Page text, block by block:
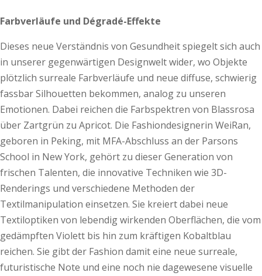
Farbverläufe und Dégradé-Effekte
Dieses neue Verständnis von Gesundheit spiegelt sich auch
in unserer gegenwärtigen Designwelt wider, wo Objekte
plötzlich surreale Farbverläufe und neue diffuse, schwierig
fassbar Silhouetten bekommen, analog zu unseren
Emotionen. Dabei reichen die Farbspektren von Blassrosa
über Zartgrün zu Apricot. Die Fashiondesignerin WeiRan,
geboren in Peking, mit MFA-­Abschluss an der Parsons
School in New York, gehört zu dieser Generation von
frischen Talenten, die innovative Techniken wie 3D-
Renderings und verschiedene Methoden der
Textilmanipulation einsetzen. Sie kreiert dabei neue
Textiloptiken von lebendig wirkenden Oberflächen, die vom
gedämpften Violett bis hin zum kräftigen Kobaltblau
reichen. Sie gibt der Fashion damit eine neue surreale,
futuristische Note und eine noch nie dagewesene visuelle